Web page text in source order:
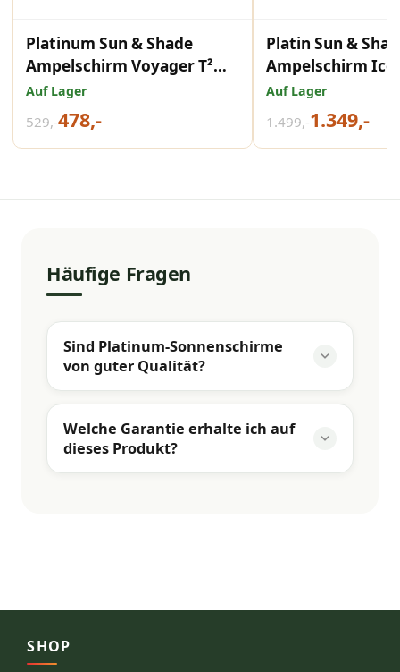
Platinum Sun & Shade
Ampelschirm Voyager T²
Premium 270x270 Faded
Black.
Auf Lager
529,-478,-
Platin Sun &
Ampelschirm
Premium
Auf Lager
1.499,-1.349,-
Häufige Fragen
Sind Platinum-Sonnenschirme
von guter Qualität?
Welche Garantie erhalte ich auf
dieses Produkt?
SHOP